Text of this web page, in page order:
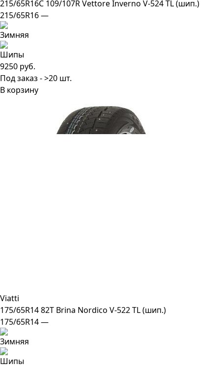
215/65R16C 109/107R Vettore Inverno V-524 TL (шип.)
215/65R16 —
9250 руб.
Под заказ - >20 шт.
В корзину
Viatti
175/65R14 82T Brina Nordico V-522 TL (шип.)
175/65R14 —